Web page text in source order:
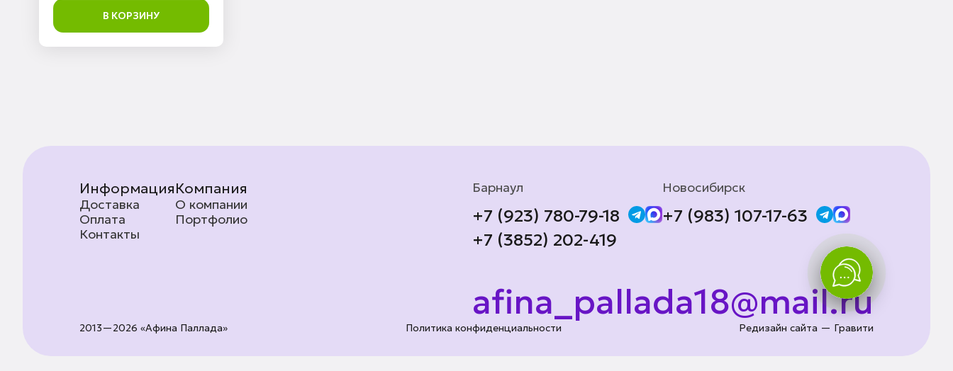
В КОРЗИНУ
Информация
Доставка
Оплата
Контакты
Компания
О компании
Портфолио
Барнаул
+7 (923) 780-79-18
+7 (3852) 202-419
Новосибирск
+7 (983) 107-17-63
afina_pallada18@mail.ru
2013—2026 «Афина Паллада» Политика конфиденциальности Редизайн сайта — Гравити